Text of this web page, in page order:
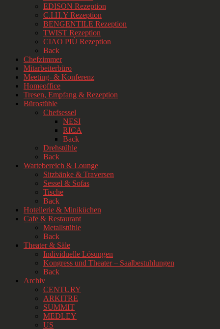
EDISON Rezeption
C.I.H.Y Rezeption
BENGENTILE Rezeption
TWIST Rezeption
CIAO PIÙ Rezeption
Back
Chefzimmer
Mitarbeiterbüro
Meeting- & Konferenz
Homeoffice
Tresen, Empfang & Rezeption
Bürostühle
Chefsessel
NESI
RICA
Back
Drehstühle
Back
Wartebereich & Lounge
Sitzbänke & Traversen
Sessel & Sofas
Tische
Back
Hotellerie & Miniküchen
Cafe & Restaurant
Metallstühle
Back
Theater & Säle
Individuelle Lösungen
Kongress und Theater – Saalbestuhlungen
Back
Archiv
CENTURY
ARKITRE
SUMMIT
MEDLEY
US